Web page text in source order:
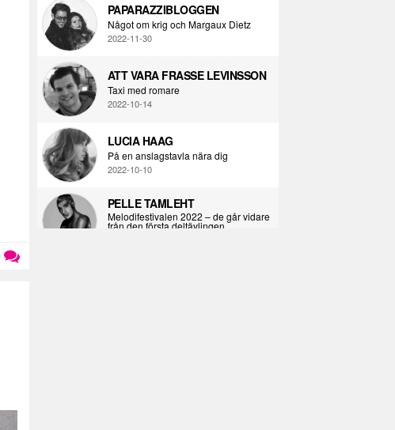
PAPARAZZIBLOGGEN
Något om krig och Margaux Dietz
2022-11-30
ATT VARA FRASSE LEVINSSON
Taxi med romare
2022-10-14
LUCIA HAAG
På en anslagstavla nära dig
2022-10-10
PELLE TAMLEHT
Melodifestivalen 2022 – de går vidare
från den första deltävlingen